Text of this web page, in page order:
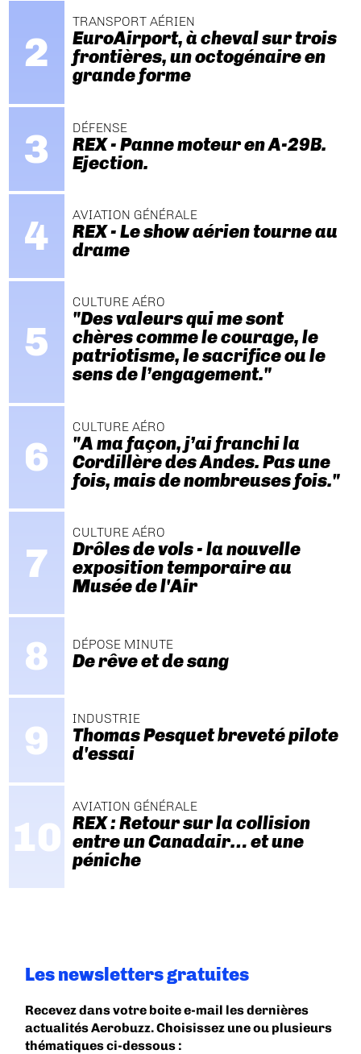
TRANSPORT AÉRIEN
EuroAirport, à cheval sur trois
frontières, un octogénaire en
grande forme
DÉFENSE
REX - Panne moteur en A-29B.
Ejection.
AVIATION GÉNÉRALE
REX - Le show aérien tourne au
drame
CULTURE AÉRO
"Des valeurs qui me sont
chères comme le courage, le
patriotisme, le sacrifice ou le
sens de l’engagement."
CULTURE AÉRO
"A ma façon, j’ai franchi la
Cordillère des Andes. Pas une
fois, mais de nombreuses fois."
CULTURE AÉRO
Drôles de vols - la nouvelle
exposition temporaire au
Musée de l'Air
DÉPOSE MINUTE
De rêve et de sang
INDUSTRIE
Thomas Pesquet breveté pilote
d'essai
AVIATION GÉNÉRALE
REX : Retour sur la collision
entre un Canadair… et une
péniche
Les newsletters gratuites
Recevez dans votre boite e-mail les dernières
actualités Aerobuzz. Choisissez une ou plusieurs
thématiques ci-dessous :